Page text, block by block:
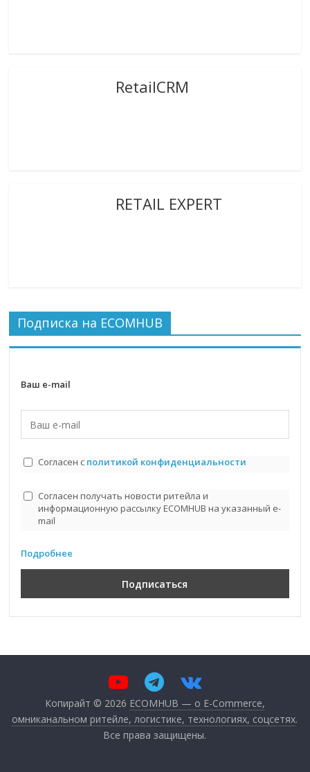
RetailCRM
RETAIL EXPERT
Подписка на ECOMHUB
Ваш e-mail
Согласен с политикой конфиденциальности
Согласен получать новости ритейла и
информационную рассылку ECOMHUB на указанный e-
mail
Подробнее
Копирайт © 2026 ECOMHUB — о E-Commerce,
омниканальном ритейле, логистике, технологиях, соцсетях.
Все права защищены.